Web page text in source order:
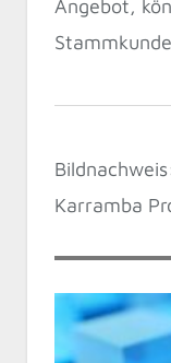
Angebot,
Karramba